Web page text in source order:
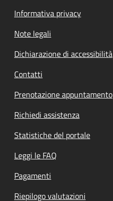
Informativa privacy
Note legali
Dichiarazione di accessibilità
Contatti
Prenotazione appuntamento
Richiedi assistenza
Statistiche del portale
Leggi le FAQ
Pagamenti
Riepilogo valutazioni